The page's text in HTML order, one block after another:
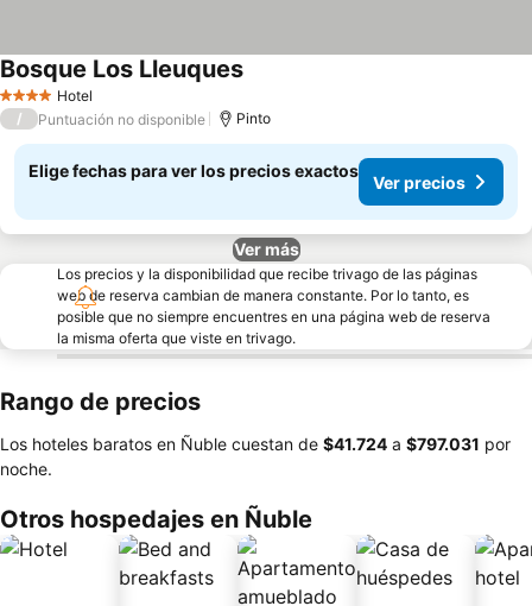
4 EstrellasHotel
Bosque Los Lleuques
/ Puntuación no disponible Pinto
Elige fechas para ver los precios exactos
Ver precios
Ver más
Los precios y la disponibilidad que recibe trivago de las páginas
web de reserva cambian de manera constante. Por lo tanto, es
posible que no siempre encuentres en una página web de reserva
la misma oferta que viste en trivago.
Rango de precios
Los hoteles baratos en Ñuble cuestan de ‎$41.724 a ‎$797.031 por
noche.
Otros hospedajes en Ñuble